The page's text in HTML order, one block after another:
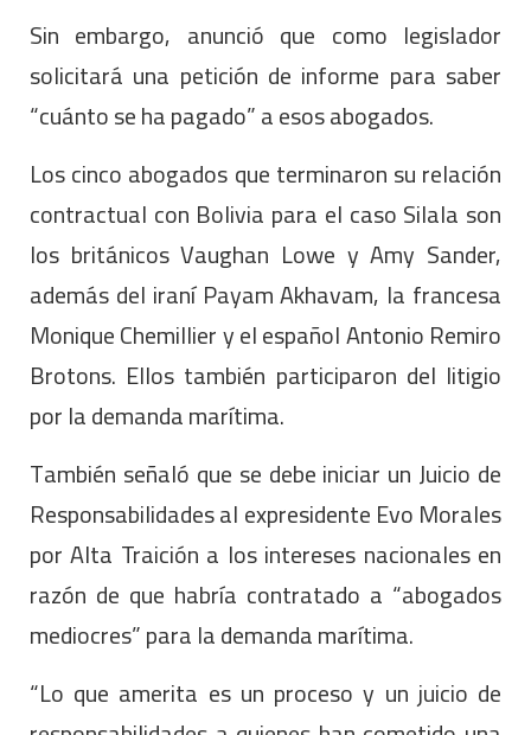
Sin embargo, anunció que como legislador
solicitará una petición de informe para saber
“cuánto se ha pagado” a esos abogados.
Los cinco abogados que terminaron su relación
contractual con Bolivia para el caso Silala son
los británicos Vaughan Lowe y Amy Sander,
además del iraní Payam Akhavam, la francesa
Monique Chemillier y el español Antonio Remiro
Brotons. Ellos también participaron del litigio
por la demanda marítima.
También señaló que se debe iniciar un Juicio de
Responsabilidades al expresidente Evo Morales
por Alta Traición a los intereses nacionales en
razón de que habría contratado a “abogados
mediocres” para la demanda marítima.
“Lo que amerita es un proceso y un juicio de